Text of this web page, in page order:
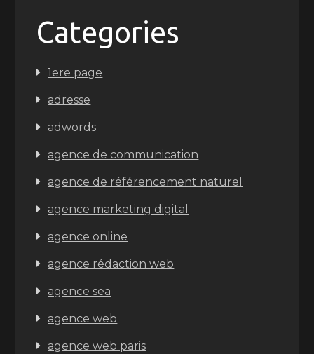
Categories
1ere page
adresse
adwords
agence de communication
agence de référencement naturel
agence marketing digital
agence online
agence rédaction web
agence sea
agence web
agence web paris